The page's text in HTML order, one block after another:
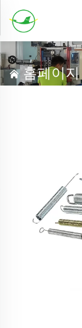
홈페이지